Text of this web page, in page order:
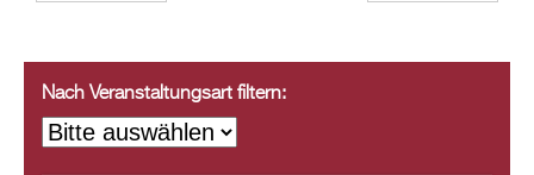
Nach Veranstaltungsart filtern: